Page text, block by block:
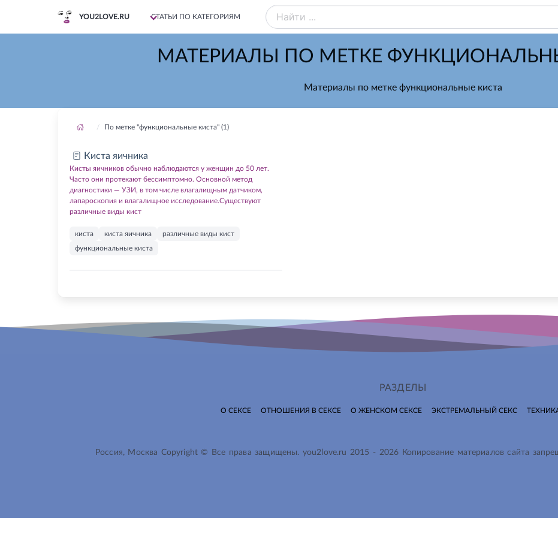
YOU2LOVE.RU СТАТЬИ ПО КАТЕГОРИЯМ
МАТЕРИАЛЫ ПО МЕТКЕ
Материалы по метке функциональные киста
По метке "функциональные киста" (1)
Киста яичника
Кисты яичников обычно наблюдаются у женщин до 50 лет.
Часто они протекают бессимптомно. Основной метод
диагностики — УЗИ, в том числе влагалищным датчиком,
лапароскопия и влагалищное исследование.Существуют
различные виды кист
киста киста яичника
различные виды кист
функциональные киста
РАЗДЕЛЫ
О СЕКСЕ ОТНОШЕНИЯ В СЕКСЕ О ЖЕНСКОМ СЕКСЕ ЭКСТРЕМАЛЬНЫЙ СЕКС
Россия, Москва Copyright © Все права защищены. you2love.ru 2015 - 2026 Копирование материалов сайта